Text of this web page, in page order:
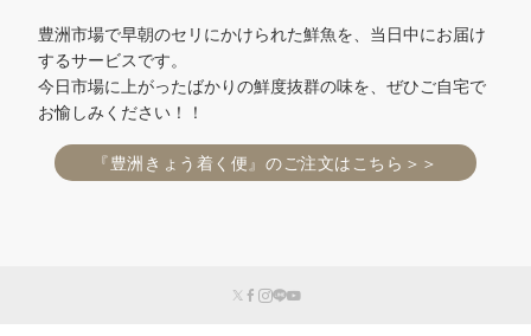
豊洲市場で早朝のセリにかけられた鮮魚を、当日中にお届け
するサービスです。
今日市場に上がったばかりの鮮度抜群の味を、ぜひご自宅で
お愉しみください！！
『豊洲きょう着く便』のご注文はこちら＞＞